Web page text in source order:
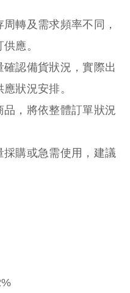
轉及需求頻率不同，
應。
認備貨狀況，實際出
狀況安排。
，將依整體訂單狀況
購或急需使用，建議